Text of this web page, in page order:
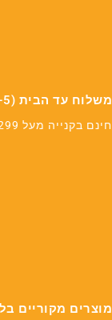
משלוח עד הבית (1-5 ימי עסקים)
חינם בקנייה מעל 299 ש"ח
מוצרים מקוריים